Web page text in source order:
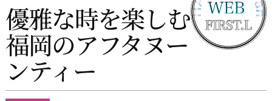
優雅な時を楽しむ
福岡のアフタヌー
ンティー